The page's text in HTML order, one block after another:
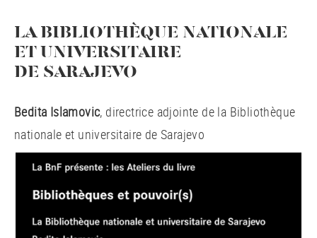
LA BIBLIOTHÈQUE NATIONALE
ET UNIVERSITAIRE
DE SARAJEVO
Bedita Islamovic, directrice adjointe de la Bibliothèque
nationale et universitaire de Sarajevo